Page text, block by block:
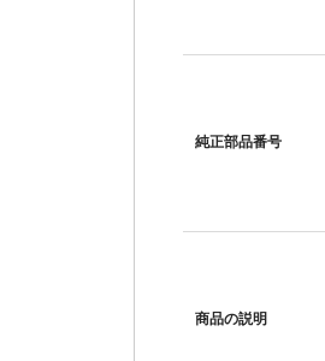
純正部品番号
商品の説明